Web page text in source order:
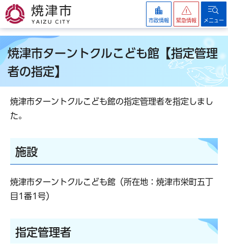
焼津市
市政情報 緊急情報 メニュー
焼津市ターントクルこども館【指定管理
者の指定】
焼津市ターントクルこども館の指定管理者を指定しまし
た。
施設
焼津市ターントクルこども館（所在地：焼津市栄町五丁
目1番1号）
指定管理者